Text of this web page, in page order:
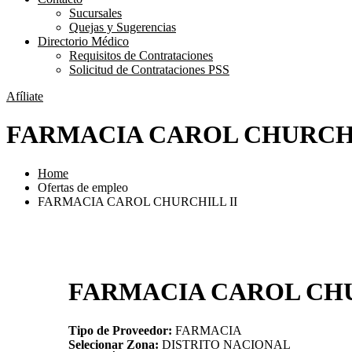
Sucursales
Quejas y Sugerencias
Directorio Médico
Requisitos de Contrataciones
Solicitud de Contrataciones PSS
Afíliate
FARMACIA CAROL
Home
Ofertas de empleo
FARMACIA CAROL CHURCHILL II
FARMACIA CAROL
Tipo de Proveedor: FARMACIA
Selecionar Zona: DISTRITO NACIONAL